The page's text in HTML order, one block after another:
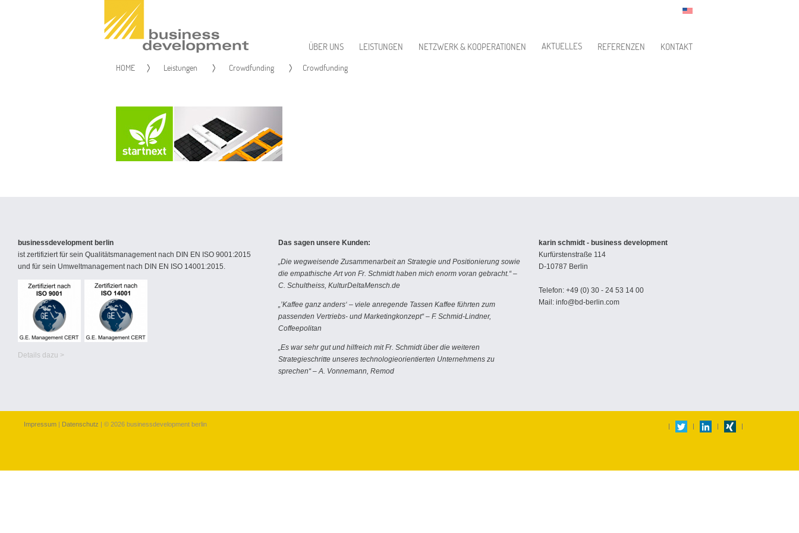
ÜBER UNS LEISTUNGEN NETZWERK & KOOPERATIONEN AKTUELLES REFERENZEN KONTAKT
HOME Leistungen Crowdfunding Crowdfunding
businessdevelopment berlin
ist zertifiziert für sein Qualitätsmanagement nach DIN EN ISO 9001:2015
und für sein Umweltmanagement nach DIN EN ISO 14001:2015.
Details dazu >
Das sagen unsere Kunden:
„Die wegweisende Zusammenarbeit an Strategie und Positionierung sowie
die empathische Art von Fr. Schmidt haben mich enorm voran gebracht.“ –
C. Schultheiss, KulturDeltaMensch.de
„’Kaffee ganz anders‘ – viele anregende Tassen Kaffee führten zum
passenden Vertriebs- und Marketingkonzept“ – F. Schmid-Lindner,
Coffeepolitan
„Es war sehr gut und hilfreich mit Fr. Schmidt über die weiteren
Strategieschritte unseres technologieorientierten Unternehmens zu
sprechen“ – A. Vonnemann, Remod
karin schmidt - business development
Kurfürstenstraße 114
D-10787 Berlin
Telefon: +49 (0) 30 - 24 53 14 00
Mail: info@bd-berlin.com
Impressum | Datenschutz | © 2026 businessdevelopment berlin